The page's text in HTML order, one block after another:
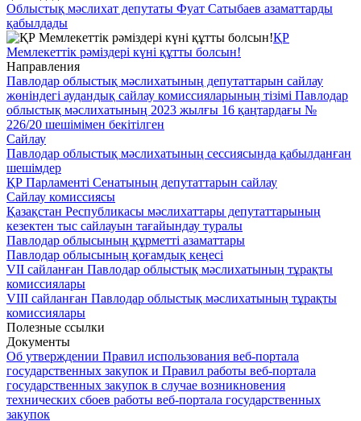
Облыстық мәслихат депутаты Фуат Сатыбаев азаматтарды
қабылдады
ҚР
Мемлекеттік рәміздері күні құтты болсын!
Направления
Павлодар облыстық мәслихатының депутаттарын сайлау
жөніндегі аудандық сайлау комиссияларының тізімі Павлодар
облыстық мәслихатының 2023 жылғы 16 қаңтардағы №
226/20 шешімімен бекітілген
Сайлау
Павлодар облыстық мәслихатының сессиясында қабылданған
шешімдер
ҚР Парламенті Сенатының депутаттарын сайлау
Сайлау комиссиясы
Қазақстан Республикасы мәслихаттары депутаттарының
кезектен тыс сайлауын тағайындау туралы
Павлодар облысының құрметті азаматтары
Павлодар облысының қоғамдық кеңесі
VII сайланған Павлодар облыстық мәслихатының тұрақты
комиссиялары
VIII сайланған Павлодар облыстық мәслихатының тұрақты
комиссиялары
Полезные ссылки
Документы
Об утверждении Правил использования веб-портала
государственных закупок и Правил работы веб-портала
государственных закупок в случае возникновения
технических сбоев работы веб-портала государственных
закупок